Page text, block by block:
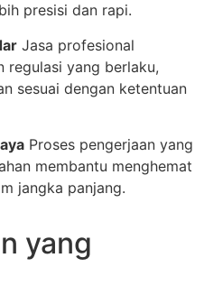
presisi dan rapi.
Jasa profesional
regulasi yang berlaku,
sesuai dengan ketentuan
Proses pengerjaan yang
membantu menghemat
jangka panjang.
yang